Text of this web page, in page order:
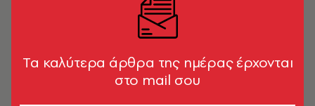
ΚΟΣΜΟΣ
εκφοβισμού ο 12χρονος που
«άνοιξε» πυρ στο σχολείο
Tα καλύτερα άρθρα της ημέρας έρχονται
στο mail σου